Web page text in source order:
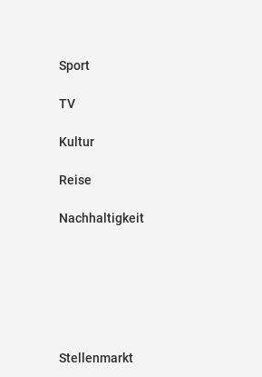
Sport
TV
Kultur
Reise
Nachhaltigkeit
Stellenmarkt